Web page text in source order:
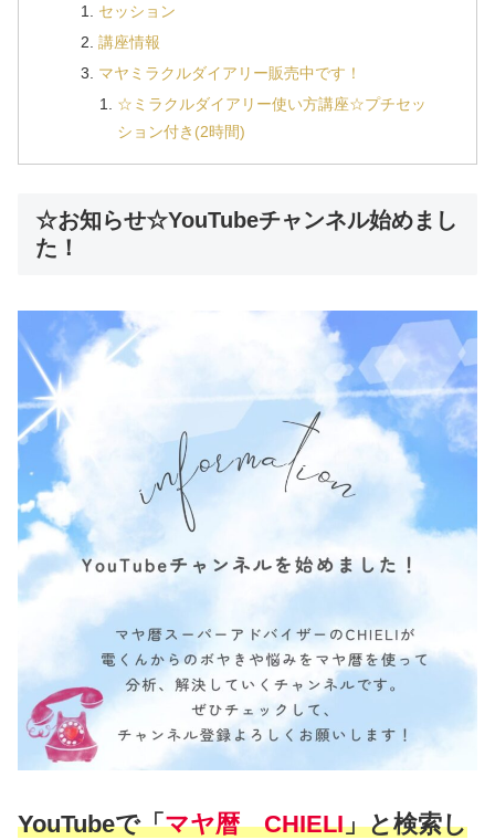
セッション
講座情報
マヤミラクルダイアリー販売中です！
☆ミラクルダイアリー使い方講座☆プチセッ
ション付き(2時間)
☆お知らせ☆YouTubeチャンネル始めまし
た！
YouTubeで「マヤ暦 CHIELI」と検索し